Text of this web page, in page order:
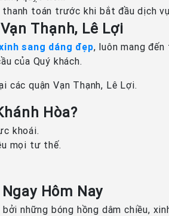
toán trước khi bắt đầu dịch
Thạnh, Lê Lợi
sang dáng đẹp, luôn mang
của Quý khách.
các quận Vạn Thạnh, Lê Lợi.
Hòa?
khoái.
mọi tư thế.
Hôm Nay
những bóng hồng dâm chiều,